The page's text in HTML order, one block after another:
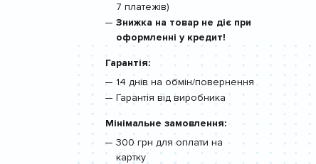
7 платежів)
Знижка на товар не діє при
оформленні у кредит!
Гарантія:
14 днів на обмін/повернення
Гарантія від виробника
Мінімальне замовлення:
300 грн для оплати на
картку